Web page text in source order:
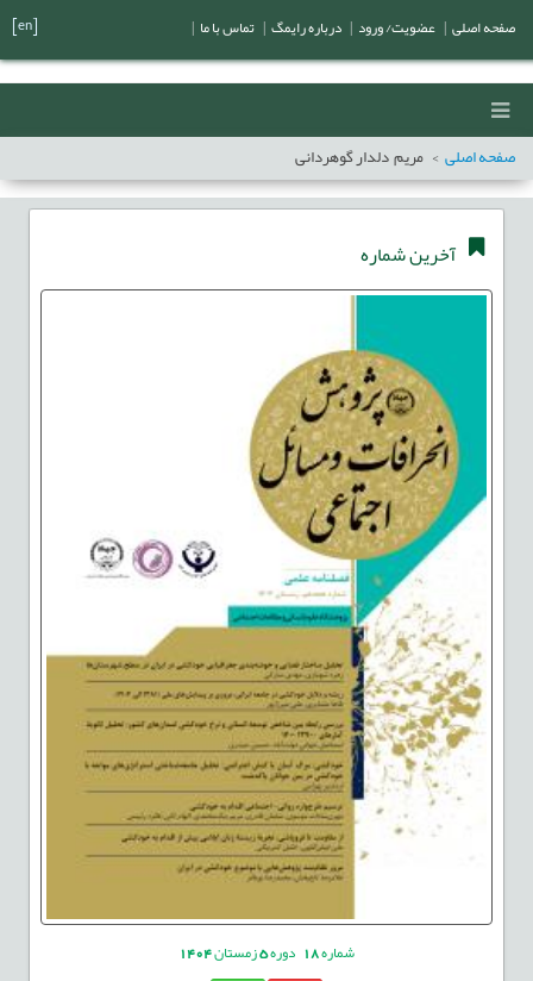
صفحه اصلی مریم دلدار گوهردانی
آخرین شماره
شماره18 دوره5زمستان1404
صفحه اصلی عضویت/ ورود درباره رایمگ تماس با ما